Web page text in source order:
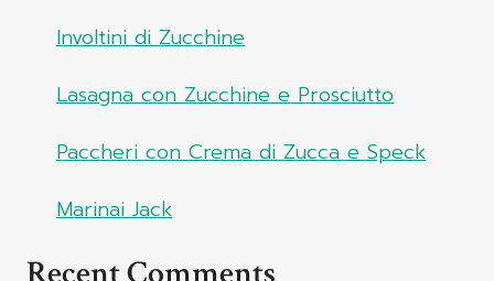
Involtini di Zucchine
Lasagna con Zucchine e Prosciutto
Paccheri con Crema di Zucca e Speck
Marinai Jack